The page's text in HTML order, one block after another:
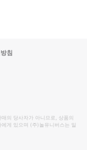
침
의 당사자가 아니므로, 상품의
게 있으며 (주)놀유니버스는 일